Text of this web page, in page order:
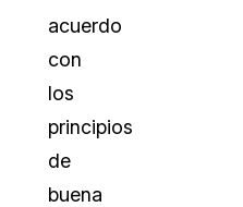
acuerdo
con
los
principios
de
buena